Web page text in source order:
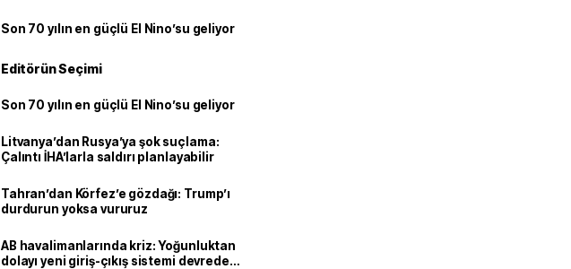
Son 70 yılın en güçlü El Nino’su geliyor
Editörün Seçimi
Son 70 yılın en güçlü El Nino’su geliyor
Litvanya’dan Rusya’ya şok suçlama:
Çalıntı İHA’larla saldırı planlayabilir
Tahran’dan Körfez’e gözdağı: Trump’ı
durdurun yoksa vururuz
AB havalimanlarında kriz: Yoğunluktan
dolayı yeni giriş-çıkış sistemi devreden